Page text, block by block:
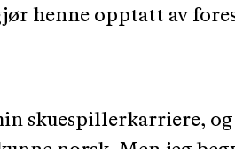
henne opptatt av
skuespillerkarriere, og